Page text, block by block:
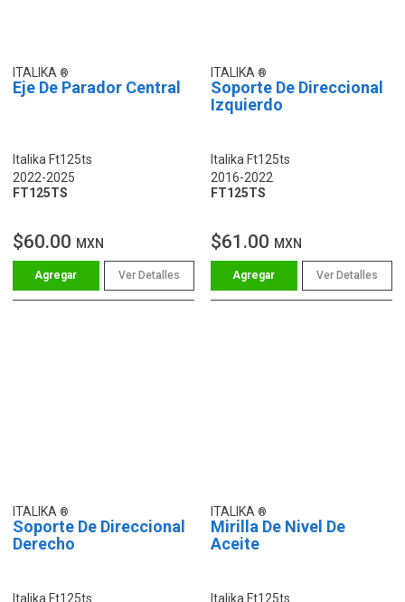
ITALIKA
Eje De Parador Central
Italika Ft125ts
2022-2025
FT125TS
$60.00 MXN
Ver Detalles
ITALIKA
Soporte De Direccional
Izquierdo
Italika Ft125ts
2016-2022
FT125TS
$61.00 MXN
Ver Detalles
ITALIKA
Soporte De Direccional
Derecho
Italika Ft125ts
ITALIKA
Mirilla De Nivel De
Aceite
Italika Ft125ts